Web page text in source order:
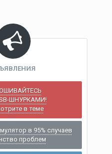
ШНУРКАМИ!
в теме
в 95% случаев
проблем